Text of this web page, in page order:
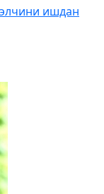
ишдан